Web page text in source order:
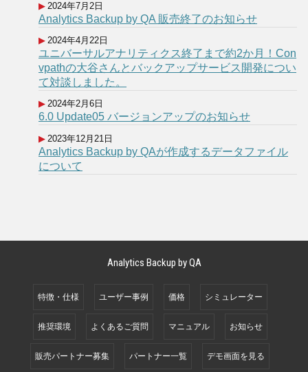
Analytics Backup by QA 販売終了のお知らせ
2024年7月2日
ユニバーサルアナリティクス終了まで約2か月！Con
vpathの大谷さんとバックアップサービス開発につい
て対談しました。
2024年4月22日
6.0 Update05 バージョンアップのお知らせ
2024年2月6日
Analytics Backup by QAが作成するデータファイル
について
2023年12月21日
Analytics Backup by QA
特徴・仕様 ユーザー事例 価格 シミュレーター
推奨環境 よくあるご質問 マニュアル お知らせ
販売パートナー募集 パートナー一覧 デモ画面を見る